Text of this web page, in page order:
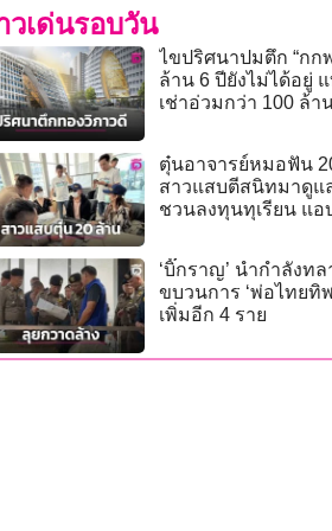
วเด่นรอบวัน
ไขปริศนาปมตึก “กกพ.”
ล้าน 6 ปียังไม่ได้อยู่
เช่าอ่วมกว่า 100 ล้า
ตุ๋นอาจารย์หมอฟัน
สาวแสบตีสนิทมาดูแ
ชวนลงทุนทุเรียน แอ
‘บิ๊กราญ’ นำกำลังทล
ขบวนการ ‘พ่อไทยทิพ
เพิ่มอีก 4 ราย